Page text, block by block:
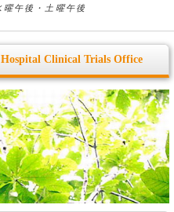
曜午後・土曜午後
Clinical Trials Office